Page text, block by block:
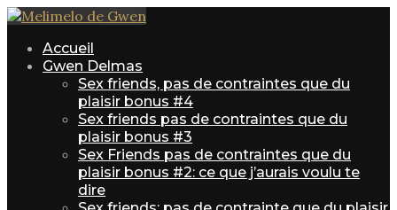
Accueil
Gwen Delmas
Sex friends, pas de contraintes que du
plaisir bonus #4
Sex friends pas de contraintes que du
plaisir bonus #3
Sex Friends pas de contraintes que du
plaisir bonus #2: ce que j’aurais voulu te
dire